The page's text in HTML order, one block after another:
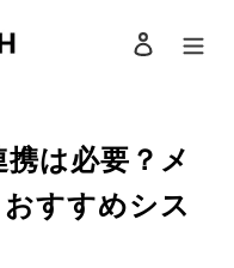
検索
ログイン
は必要？メ
すすめシス